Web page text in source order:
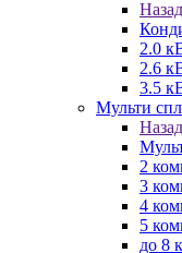
Назад
2.0
2.6
3.5
Мульти
Назад
2
3
4
5
до 8